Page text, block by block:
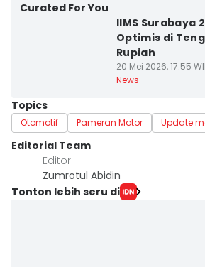
Curated For You
IIMS Surabaya
Optimis di
Rupiah
20 Mei 2026, 17:55
News
Topics
Otomotif Pameran Motor Update
Editorial Team
Editor
Zumrotul Abidin
Tonton lebih seru di